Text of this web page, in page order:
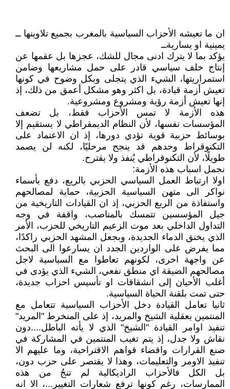
ان ما تعيشه الأحزاب السياسية بالمغرب بجميع تلاوينها ــ
يمينية او يساريةــ
يؤكد بما لا يترك ادنى مجال للشك، عجزها بل عقمها عن
إنتاج خلف سياسي قادر على حمل مشاريعها وضامن
استمراريتها، الشيء الذي يتجلى وبكل وضوح في كونها
تعيش أزمة قيادة، بل اكثر وهو مشكل أعمق من ذلك، إذ
إنها تعيش أزمة رؤية ومشروع ومشروعية.
هذه الأزمة لا تمس الأحزاب فقط، بل تضعف
المؤسسات نفسها، لأن النظام الديمقراطي لا يستقيم إلا
بوسائط حزبية قوية تؤدي دورها، إذ ان الاعتماد على
التكنوقراط وحدهم قد ينجح مرحليًا، لكنه لن يصمد
طويلًا، لأن التكنوقراطي يُنفذ ولا يقترح.
نجمل اسباب هذه الأزمة:
اولا ارتباط العمل السياسي الحزبي بالريع، دفع بأسماء
نواكر الى متهن السياسية الحزبية، حماية لمصالحهم
واستفاذة من الريع الحزبي، إذ ان القيادات التاريخية من
جيل المؤسسين تتمسك بالمناصب، واقفة في وجه
التداول الداخلي بعد موت الزعيم التاريخي للحزب، الأمر
الذي يخنق الدماء الجديدة، وبجعل المشهد الحزبي راكدًا،
مما يفرض على الواردين الجدد ان يسارعوا الى البحث
عن واجهة اخرى، لكونهم تعاطوا مع السياسية لاجل
مصالحهم الضيقة اي منطق نفعي، الشيء الذي يؤدى في
أغلب الأحيان إلى انشقاقات او تأسيس احزاب جديدة،
حتى تمت بلقنة الحياة السياسية.
ثانيا تعامل القيادة دخل الأحزاب السياسية تتعامل مع
المنتمين بعقلية الشيخ والمريد، إذ على المنخرط "المريد"
تنفيذ اوامر القيادة "الشيخ" الذي لا يأته الباطل....دون
نقاش ولا جدل، إذ يتم تغيب المنتمين في المشاركة في
صنع القرارات واقضاء قواهم الاقتراحية، وما عليهم الا
تنفيذ الاومر والتعليمات، وهذا لا يقتصر على حزب دون،
بل الكل فالأحزاب الراديكالية لم تنجُ من هذه
الممارسات، رغم كونها ترفع شعارات التغيير...، الا انه